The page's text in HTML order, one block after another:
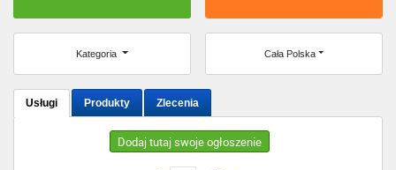
Kategoria Cała Polska
Usługi Produkty Zlecenia
Dodaj tutaj swoje ogłoszenie
Szczecin